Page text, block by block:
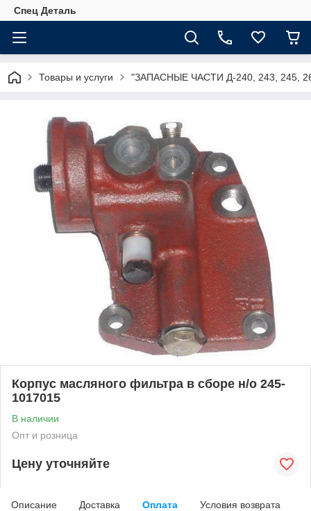
Спец Деталь
Товары и услуги "ЗАПАСНЫЕ ЧАСТИ Д-240, 243, 245,
Корпус масляного фильтра в сборе н/о 245-
1017015
В наличии
Опт и розница
Цену уточняйте
Описание Доставка Оплата Условия возврата